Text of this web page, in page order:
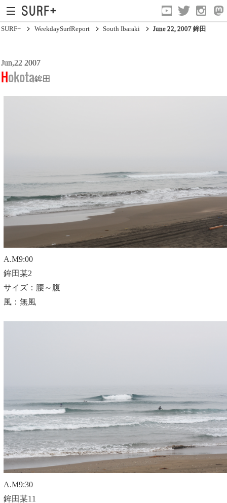
South Ibaraki
SURF+ WeekdaySurfReport South Ibaraki June 22, 2007 鉾田
Jun,22 2007
Hokota鉾田
A.M9:00
鉾田某2
サイズ：腰～腹
風：無風
A.M9:30
鉾田某11